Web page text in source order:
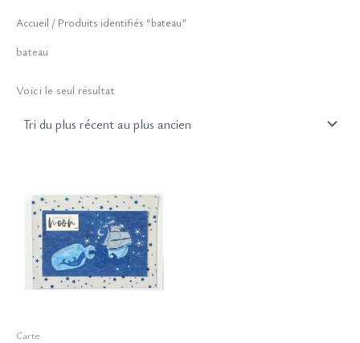
Accueil / Produits identifiés “bateau”
bateau
Voici le seul résultat
Carte